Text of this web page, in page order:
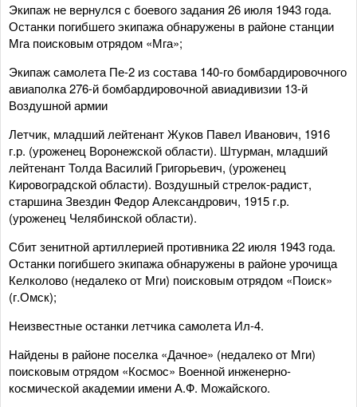
Экипаж не вернулся с боевого задания 26 июля 1943 года.
Останки погибшего экипажа обнаружены в районе станции
Мга поисковым отрядом «Мга»;
Экипаж самолета Пе-2 из состава 140-го бомбардировочного
авиаполка 276-й бомбардировочной авиадивизии 13-й
Воздушной армии
Летчик, младший лейтенант Жуков Павел Иванович, 1916
г.р. (уроженец Воронежской области). Штурман, младший
лейтенант Толда Василий Григорьевич, (уроженец
Кировоградской области). Воздушный стрелок-радист,
старшина Звездин Федор Александрович, 1915 г.р.
(уроженец Челябинской области).
Сбит зенитной артиллерией противника 22 июля 1943 года.
Останки погибшего экипажа обнаружены в районе урочища
Келколово (недалеко от Мги) поисковым отрядом «Поиск»
(г.Омск);
Неизвестные останки летчика самолета Ил-4.
Найдены в районе поселка «Дачное» (недалеко от Мги)
поисковым отрядом «Космос» Военной инженерно-
космической академии имени А.Ф. Можайского.